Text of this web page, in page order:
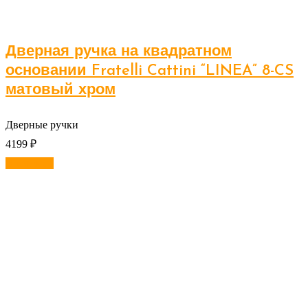
Дверная ручка на квадратном
основании Fratelli Cattini “LINEA” 8-CS
матовый хром
Дверные ручки
4199 ₽